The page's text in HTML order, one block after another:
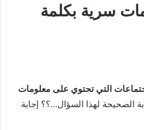
سرية بكلمة
التي تحتوي على معلومات
الصحيحة لهذا السؤال…؟؟ إجابة